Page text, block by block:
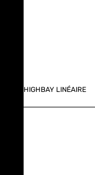
HIGHBAY LINÉAIRE